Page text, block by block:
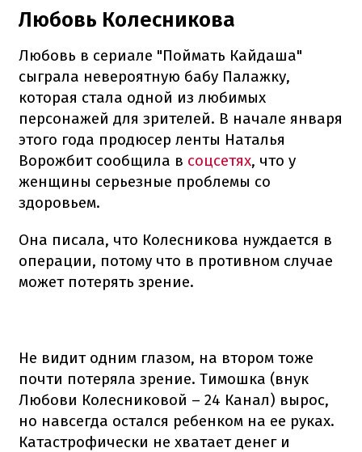
Любовь Колесникова
Любовь в сериале "Поймать Кайдаша"
сыграла невероятную бабу Палажку,
которая стала одной из любимых
персонажей для зрителей. В начале января
этого года продюсер ленты Наталья
Ворожбит сообщила в соцсетях, что у
женщины серьезные проблемы со
здоровьем.
Она писала, что Колесникова нуждается в
операции, потому что в противном случае
может потерять зрение.
Не видит одним глазом, на втором тоже
почти потеряла зрение. Тимошка (внук
Любови Колесниковой – 24 Канал) вырос,
но навсегда остался ребенком на ее руках.
Катастрофически не хватает денег и